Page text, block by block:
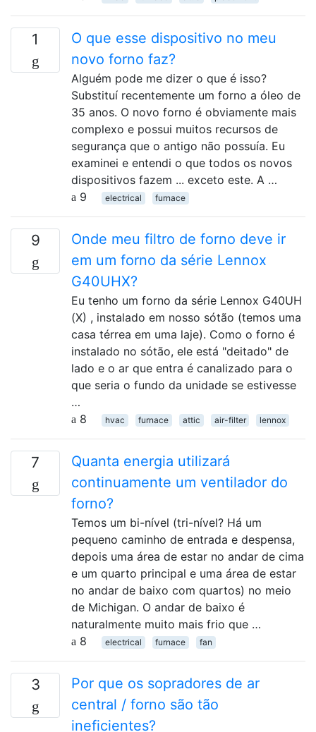
1
O que esse dispositivo no meu
novo forno faz?
Alguém pode me dizer o que é isso?
Substituí recentemente um forno a óleo de
35 anos. O novo forno é obviamente mais
complexo e possui muitos recursos de
segurança que o antigo não possuía. Eu
examinei e entendi o que todos os novos
dispositivos fazem ... exceto este. A …
9
electrical furnace
9
Onde meu filtro de forno deve ir
em um forno da série Lennox
G40UHX?
Eu tenho um forno da série Lennox G40UH
(X) , instalado em nosso sótão (temos uma
casa térrea em uma laje). Como o forno é
instalado no sótão, ele está "deitado" de
lado e o ar que entra é canalizado para o
que seria o fundo da unidade se estivesse
…
8
hvac furnace attic air-filter lennox
7
Quanta energia utilizará
continuamente um ventilador do
forno?
Temos um bi-nível (tri-nível? Há um
pequeno caminho de entrada e despensa,
depois uma área de estar no andar de cima
e um quarto principal e uma área de estar
no andar de baixo com quartos) no meio
de Michigan. O andar de baixo é
naturalmente muito mais frio que …
8
electrical furnace fan
3
Por que os sopradores de ar
central / forno são tão
ineficientes?